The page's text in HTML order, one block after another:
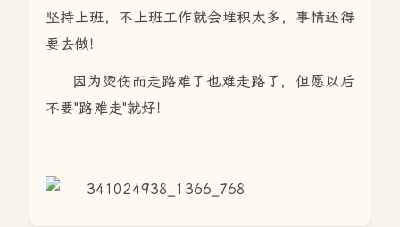
坚持上班，不上班工作就会堆积太多，事情还得
要去做！
因为烫伤而走路难了也难走路了，但愿以后
不要"路难走"就好！